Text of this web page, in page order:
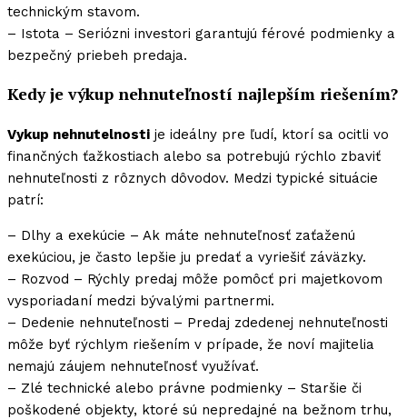
technickým stavom.
– Istota – Seriózni investori garantujú férové podmienky a
bezpečný priebeh predaja.
Kedy je výkup nehnuteľností najlepším riešením?
Vykup nehnutelnosti je ideálny pre ľudí, ktorí sa ocitli vo
finančných ťažkostiach alebo sa potrebujú rýchlo zbaviť
nehnuteľnosti z rôznych dôvodov. Medzi typické situácie
patrí:
– Dlhy a exekúcie – Ak máte nehnuteľnosť zaťaženú
exekúciou, je často lepšie ju predať a vyriešiť záväzky.
– Rozvod – Rýchly predaj môže pomôcť pri majetkovom
vysporiadaní medzi bývalými partnermi.
– Dedenie nehnuteľnosti – Predaj zdedenej nehnuteľnosti
môže byť rýchlym riešením v prípade, že noví majitelia
nemajú záujem nehnuteľnosť využívať.
– Zlé technické alebo právne podmienky – Staršie či
poškodené objekty, ktoré sú nepredajné na bežnom trhu,